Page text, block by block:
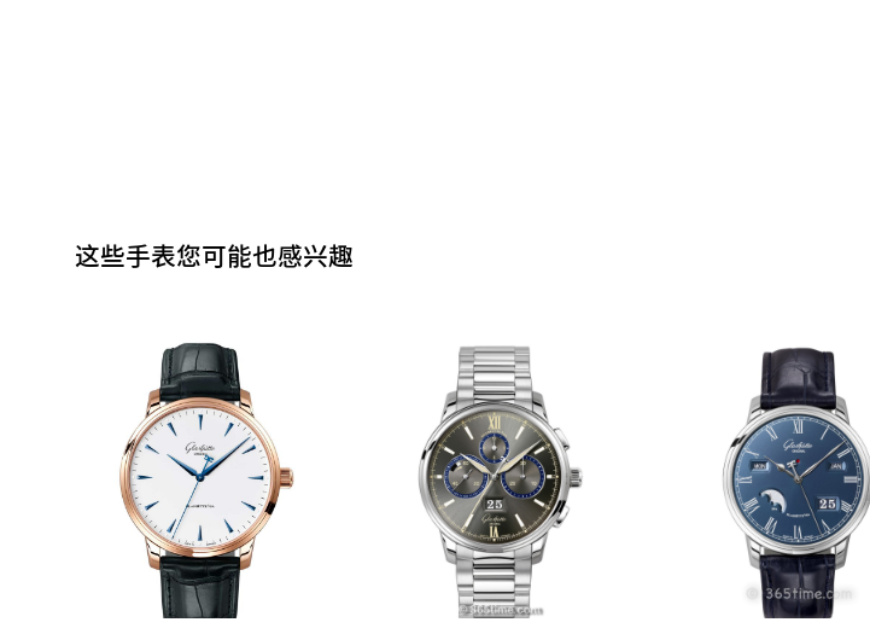
这些手表您可能也感兴趣